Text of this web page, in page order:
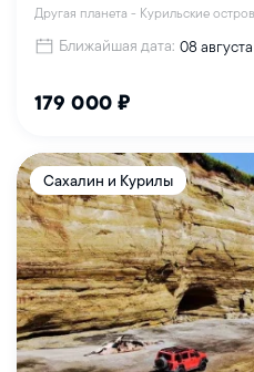
Другая планета - Курильские
Ближайшая дата: 08
179 000 ₽
Сахалин и Курилы